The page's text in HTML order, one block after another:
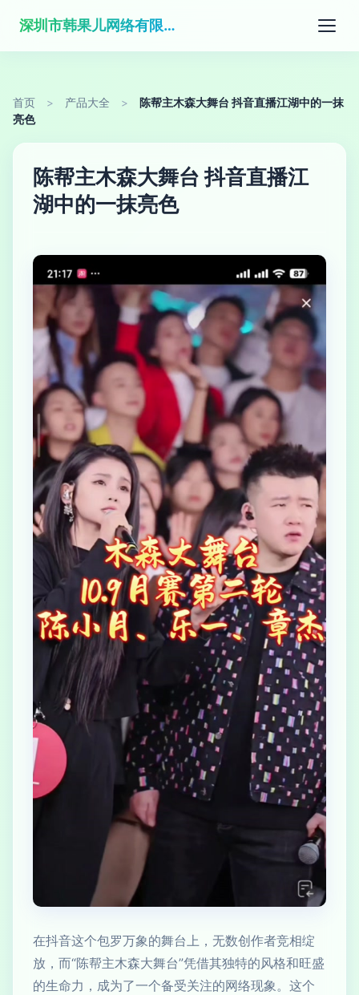
深圳市韩果儿网络有限公司
首页 > 产品大全 >
陈帮主木森大舞台 抖音直播江湖中的一抹
亮色
陈帮主木森大舞台 抖音直播江
湖中的一抹亮色
在抖音这个包罗万象的舞台上，无数创作者竞相绽
放，而“陈帮主木森大舞台”凭借其独特的风格和旺盛
的生命力，成为了一个备受关注的网络现象。这个